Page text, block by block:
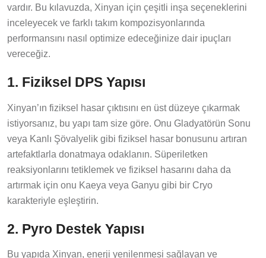
vardır. Bu kılavuzda, Xinyan için çeşitli inşa seçeneklerini
inceleyecek ve farklı takım kompozisyonlarında
performansını nasıl optimize edeceğinize dair ipuçları
vereceğiz.
1. Fiziksel DPS Yapısı
Xinyan’ın fiziksel hasar çıktısını en üst düzeye çıkarmak
istiyorsanız, bu yapı tam size göre. Onu Gladyatörün Sonu
veya Kanlı Şövalyelik gibi fiziksel hasar bonusunu artıran
artefaktlarla donatmaya odaklanın. Süperiletken
reaksiyonlarını tetiklemek ve fiziksel hasarını daha da
artırmak için onu Kaeya veya Ganyu gibi bir Cryo
karakteriyle eşleştirin.
2. Pyro Destek Yapısı
Bu yapıda Xinyan, enerji yenilenmesi sağlayan ve